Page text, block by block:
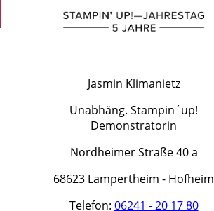
Jasmin Klimanietz
Unabhäng. Stampin´up!
Demonstratorin
Nordheimer Straße 40 a
68623 Lampertheim - Hofheim
Telefon: 06241 - 20 17 80